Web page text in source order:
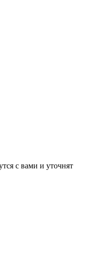
с вами и уточнят